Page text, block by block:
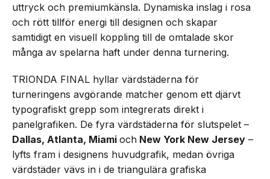
uttryck och premiumkänsla. Dynamiska inslag i rosa
och rött tillför energi till designen och skapar
samtidigt en visuell koppling till de omtalade skor
många av spelarna haft under denna turnering.
TRIONDA FINAL hyllar värdstäderna för
turneringens avgörande matcher genom ett djärvt
typografiskt grepp som integrerats direkt i
panelgrafiken. De fyra värdstäderna för slutspelet –
Dallas, Atlanta, Miami och New York New Jersey –
lyfts fram i designens huvudgrafik, medan övriga
värdstäder vävs in i de triangulära grafiska